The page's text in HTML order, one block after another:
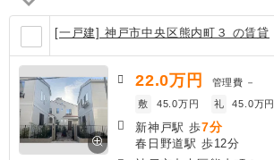
[一戸建] 神戸市中央区熊内町３ の賃貸
22.0万円 管理費 －
敷
45.0万円 礼 45.0万円
新神戸駅 歩7分
春日野道駅 歩12分